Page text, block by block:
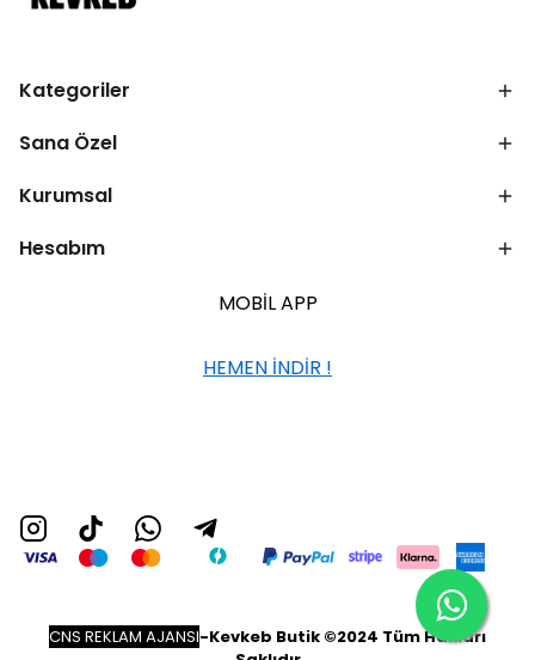
Kategoriler
Sana Özel
Kurumsal
Hesabım
MOBİL APP
HEMEN İNDİR !
CNS REKLAM AJANSI-Kevkeb Butik ©2024 Tüm Hakları